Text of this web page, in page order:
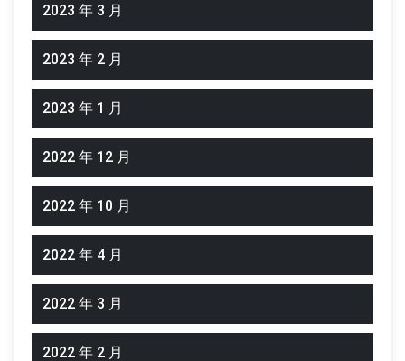
2023 年 3 月
2023 年 2 月
2023 年 1 月
2022 年 12 月
2022 年 10 月
2022 年 4 月
2022 年 3 月
2022 年 2 月